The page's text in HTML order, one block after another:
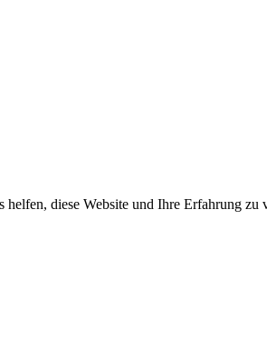
diese Website und Ihre Erfahrung zu